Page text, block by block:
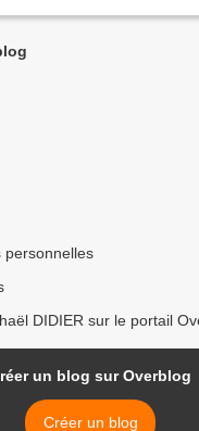
personnelles
DIDIER sur le portail
un blog sur Overblog
Créer un blog